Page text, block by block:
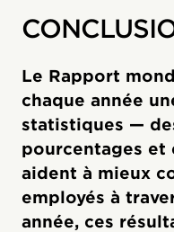
Le Rapport
chaque année
statistiques —
pourcentages et
aident à mieux
employés à
année, ces